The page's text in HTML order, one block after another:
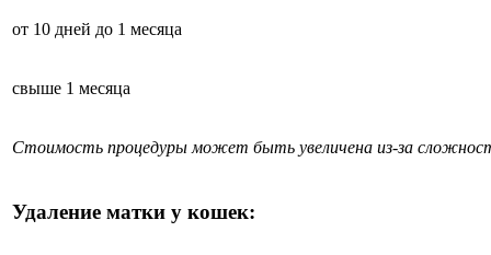
от 10 дней до 1 месяца
свыше 1 месяца
Стоимость процедуры может быть увеличена из-за
Удаление матки у кошек: